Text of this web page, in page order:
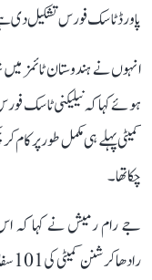
پاورڈ ٹاسک فورس تشکیل دی
انہوں نے ہندوستان ٹائمز
چکا تھا۔
جے رام رمیش نے کہا کہ